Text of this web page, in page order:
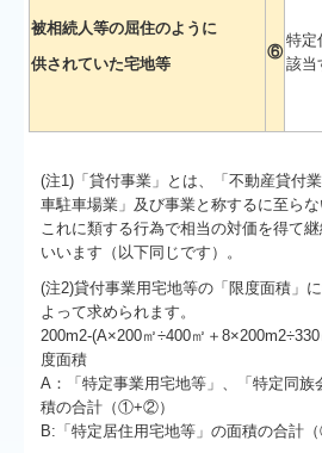
被相続人等の屈住のように
供されていた宅地等
⑥
特定
該当
(注1)「貸付事業」とは、「不動産貸付
車駐車場業」及び事業と称するに至ら
これに類する行為で相当の対価を得て
いいます（以下同じです）。
(注2)貸付事業用宅地等の「限度面積」
よって求められます。
200m2-(A×200㎡÷400㎡＋
度面積
A：「特定事業用宅地等」、「特定同族
積の合計（①+②）
B:「特定居住用宅地等」の面積の合計